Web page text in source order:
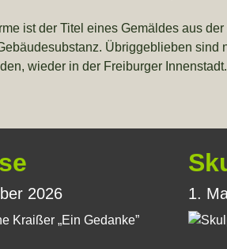
ist der Titel eines Gemäldes aus
Übriggeblieben sind
wieder in der Freiburger
2026 1.